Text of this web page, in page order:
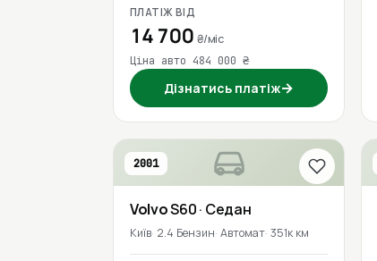
ПЛАТІЖ ВІД
14 700 ₴/міс
Ціна авто 484 000 ₴
Дізнатись платіж→
2001
VolvoS60· Седан
Київ 2.4 Бензин Автомат 351к км